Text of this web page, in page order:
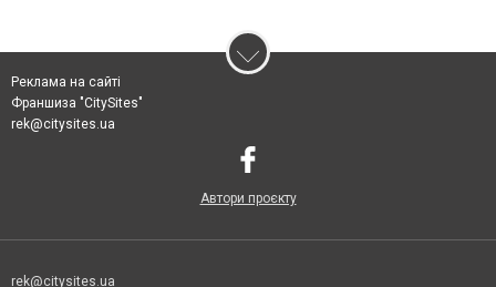
Реклама на сайті
Франшиза "CitySites"
rek@citysites.ua
Автори проєкту
rek@citysites.ua